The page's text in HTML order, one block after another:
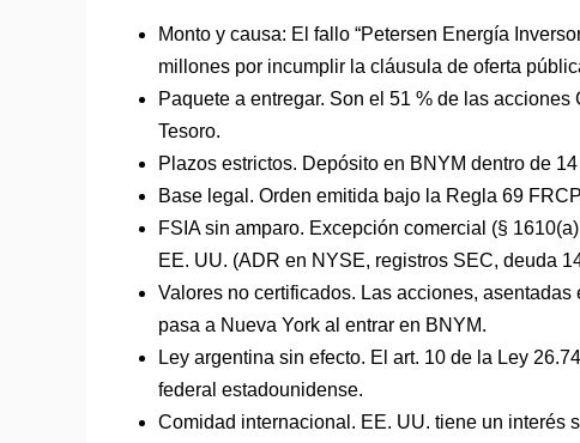
Monto y causa: El fallo “Petersen Energía
millones por incumplir la cláusula de oferta
Paquete a entregar. Son el 51 % de las
Tesoro.
Plazos estrictos. Depósito en BNYM dentro de
Base legal. Orden emitida bajo la Regla 69
FSIA sin amparo. Excepción comercial (§
EE. UU. (ADR en NYSE, registros SEC, deuda
Valores no certificados. Las acciones,
pasa a Nueva York al entrar en BNYM.
Ley argentina sin efecto. El art. 10 de la Ley
federal estadounidense.
Comidad internacional. EE. UU. tiene un interés